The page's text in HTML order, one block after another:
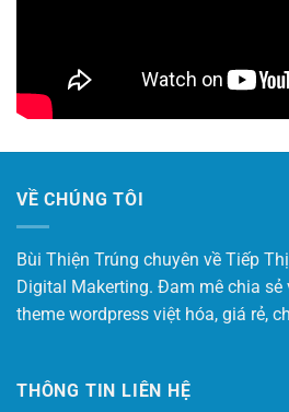
VỀ CHÚNG TÔI
Bùi Thiện Trúng chuyên về Tiếp
Digital Makerting. Đam mê chia sẻ
theme wordpress việt hóa, giá rẻ,
THÔNG TIN LIÊN HỆ